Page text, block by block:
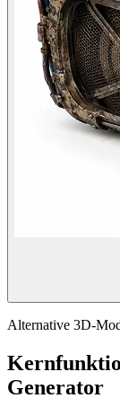
Alternative 3D-
Generator